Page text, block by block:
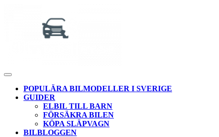
Open
ButtonPOPULÄRA BILMODELLER I SVERIGE
GUIDER
ELBIL TILL BARN
FÖRSÄKRA BILEN
KÖPA SLÄPVAGN
BILBLOGGEN